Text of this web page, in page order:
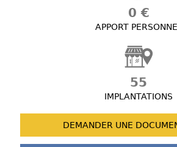
0 €
APPORT
55
IMPLANTATIONS
DEMANDER UNE